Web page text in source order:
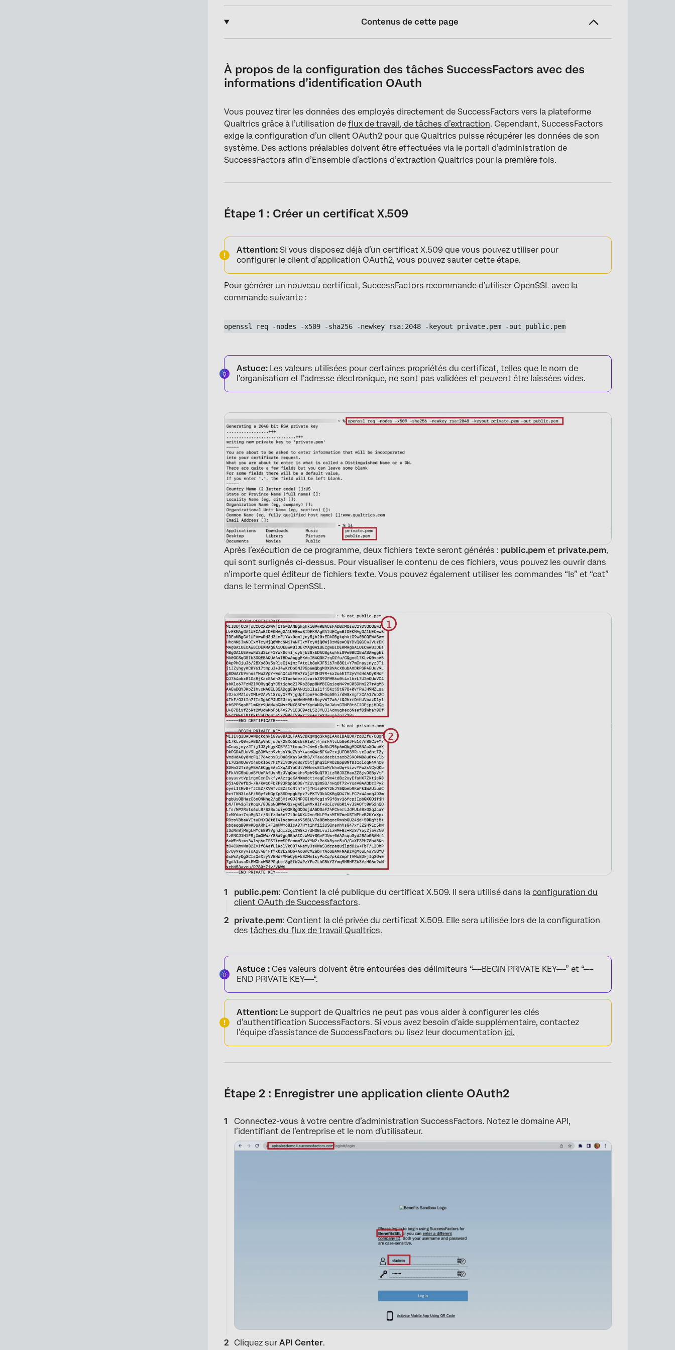
Contenus de cette page
Étape 1 : Créer un certificat X.509
Étape 2 : Enregistrer une application cliente OAuth2
Mise à jour des informations d’identification SuccessFactors
Dépannage des erreurs d’authentificateur
Dépannage des erreurs de non-authentification
À propos de la configuration des tâches SuccessFactors avec des
informations d’identification OAuth
Vous pouvez tirer les données des employés directement de SuccessFactors vers la plateforme
Qualtrics grâce à l’utilisation deflux de travail, de tâches d’extraction. Cependant, SuccessFactors
exige la configuration d’un client OAuth2 pour que Qualtrics puisse récupérer les données de son
système. Des actions préalables doivent être effectuées via le portail d’administration de
SuccessFactors afin d’Ensemble d’actions d’extraction Qualtrics pour la première fois.
Étape 1 : Créer un certificat X.509
Attention: Si vous disposez déjà d’un certificat X.509 que vous pouvez utiliser pour
configurer le client d’application OAuth2, vous pouvez sauter cette étape.
Pour générer un nouveau certificat, SuccessFactors recommande d’utiliser OpenSSL avec la
commande suivante :
openssl req -nodes -x509 -sha256 -newkey rsa:2048 -keyout private.pem -out public.pem
Astuce: Les valeurs utilisées pour certaines propriétés du certificat, telles que le nom de
l’organisation et l’adresse électronique, ne sont pas validées et peuvent être laissées vides.
Après l’exécution de ce programme, deux fichiers texte seront générés : public.pem et private.pem,
qui sont surlignés ci-dessus. Pour visualiser le contenu de ces fichiers, vous pouvez les ouvrir dans
n’importe quel éditeur de fichiers texte. Vous pouvez également utiliser les commandes “ls” et “cat”
dans le terminal OpenSSL.
×
public.pem: Contient la clé publique du certificat X.509. Il sera utilisé dans laconfiguration du
client OAuth de Successfactors.
private.pem: Contient la clé privée du certificat X.509. Elle sera utilisée lors de la configuration
destâches du flux de travail Qualtrics.
Astuce : Ces valeurs doivent être entourées des délimiteurs “—–BEGIN PRIVATE KEY—–” et “—–
END PRIVATE KEY—–“.
Attention: Le support de Qualtrics ne peut pas vous aider à configurer les clés
d’authentification SuccessFactors. Si vous avez besoin d’aide supplémentaire, contactez
l’équipe d’assistance de SuccessFactors ou lisez leur documentation ici.
Étape 2 : Enregistrer une application cliente OAuth2
Connectez-vous à votre centre d’administration SuccessFactors. Notez le domaine API,
l’identifiant de l’entreprise et le nom d’utilisateur.
Cliquez surAPI Center.